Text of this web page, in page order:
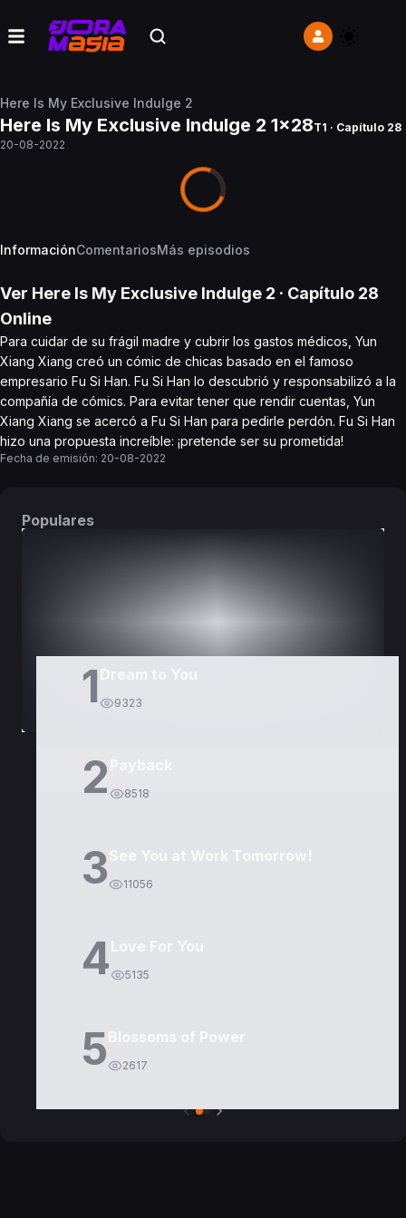
Here Is My Exclusive Indulge 2
Here Is My Exclusive Indulge 2 1x28T1 · Capítulo 28
20-08-2022
InformaciónComentariosMás episodios
Ver Here Is My Exclusive Indulge 2 · Capítulo 28
Online
Para cuidar de su frágil madre y cubrir los gastos médicos, Yun
Xiang Xiang creó un cómic de chicas basado en el famoso
empresario Fu Si Han. Fu Si Han lo descubrió y responsabilizó a la
compañía de cómics. Para evitar tener que rendir cuentas, Yun
Xiang Xiang se acercó a Fu Si Han para pedirle perdón. Fu Si Han
hizo una propuesta increíble: ¡pretende ser su prometida!
Fecha de emisión: 20-08-2022
Populares
1 9323
2 8518
3See You at Work Tomorrow!
11056
4Love For You
5135
5Blossoms of Power
2617